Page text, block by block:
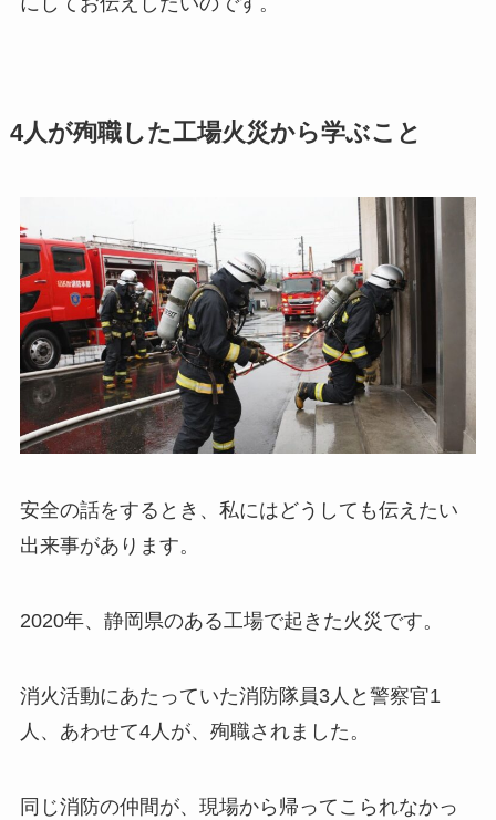
4人が殉職した工場火災から学ぶこと
安全の話をするとき、私にはどうしても伝えたい
出来事があります。
2020年、静岡県のある工場で起きた火災です。
消火活動にあたっていた消防隊員3人と警察官1
人、あわせて4人が、殉職されました。
同じ消防の仲間が、現場から帰ってこられなかっ